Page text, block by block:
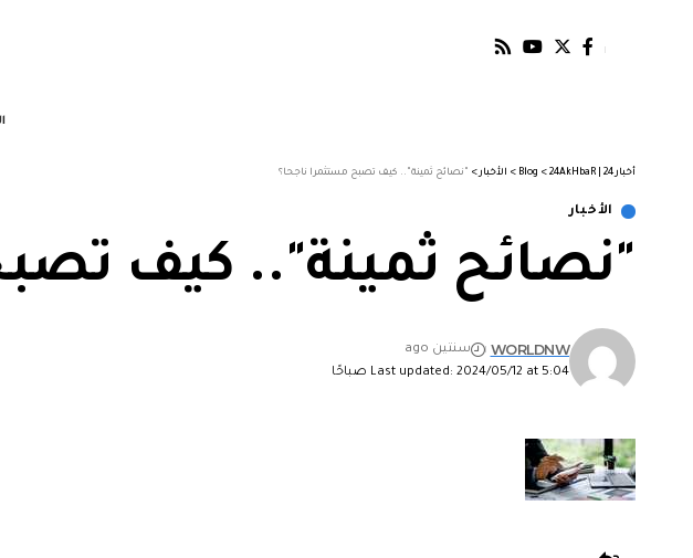
أخبار 24 | 24AkHbaR >
Blog
> الأخبار > "نصائح ثمينة".. كيف تصبح مستثمرا ناجحا؟
الأخبار
"نصائح ثمينة".. كيف
Last updated: 2024/05/12 at 5:04 صباحًا
WORLDNW
سنتين ago